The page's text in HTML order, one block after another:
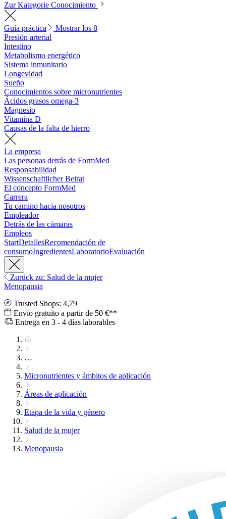
Zur Kategorie Conocimiento
Guía práctica
Mostrar los 8
Presión arterial
Intestino
Metabolismo energético
Sistema inmunitario
Longevidad
Sueño
Conocimientos sobre micronutrientes
Ácidos grasos omega-3
Magnesio
Vitamina D
Causas de la falta de hierro
La empresa
Las personas detrás de FormMed
Responsabilidad
Wissenschaftlicher Beirat
El concepto FormMed
Carrera
Tu camino hacia nosotros
Empleador
Detrás de las cámaras
Empleos
StartDetallesRecomendación de
consumoIngredientesLaboratorioEvaluación
Zurück zu: Salud de la mujer
Menopausia
Trusted Shops: 4,79
Envío gratuito a partir de 50 €**
Entrega en 3 - 4 días laborables
…
Micronutrientes y ámbitos de aplicación
Áreas de aplicación
Etapa de la vida y género
Salud de la mujer
Menopausia